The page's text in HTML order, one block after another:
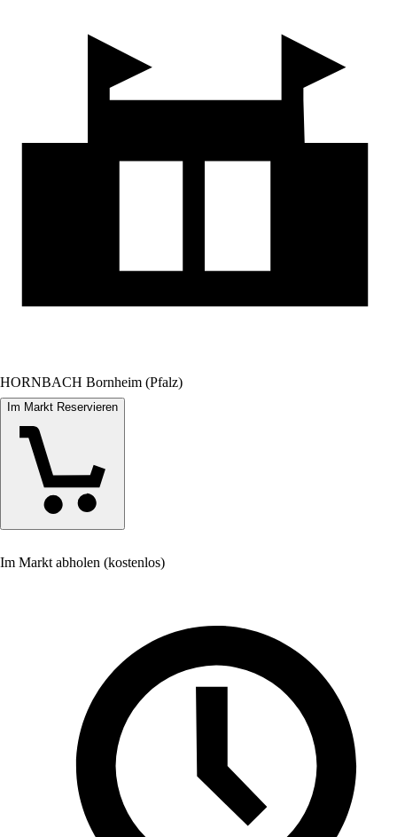
HORNBACH Bornheim (Pfalz)
Im Markt Reservieren
Im Markt abholen (kostenlos)